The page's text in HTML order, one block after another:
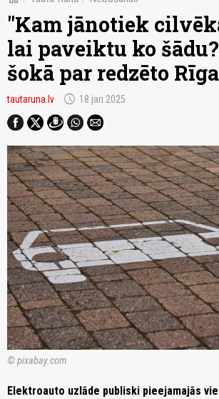
"Kam jānotiek
lai paveiktu ko
šokā par redzēto
tautaruna.lv schedule 18.jan 2025
© pixabay.com
Elektroauto uzlāde publiski pieejamajās